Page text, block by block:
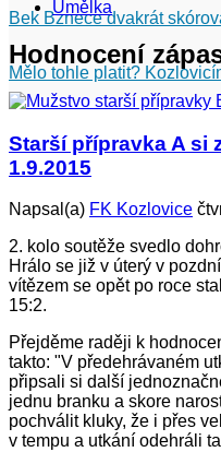
Bek Bznece dvakrát
Mělo tohle platit?
Umělka
Hodnocení
Starší přípravka A si
1.9.2015
Napsal(a) FK Kozlovice
2. kolo soutěže svedlo
Hrálo se již v úterý v
vítězem se opět po roce
15:2.
Přejděme raději k
takto: "V předehrávaném
připsali si další
jednu branku a skore
pochválit kluky, že i přes
v tempu a utkání odehráli